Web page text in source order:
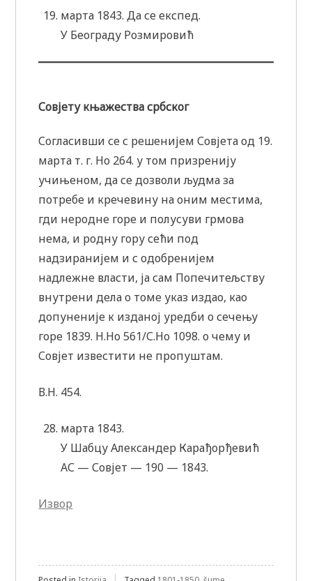
марта 1843. Да се експед.
У Београду Розмировић
Совјету књажества србског
Согласивши се с решенијем Совјета од 19.
марта т. г. Но 264. у том призренију
учињеном, да се дозволи људма за
потребе и кречевину на оним местима,
гди неродне горе и полусуви грмова
нема, и родну гору сећи под
надзиранијем и с одобренијем
надлежне власти, ја сам Попечитељству
внутрени дела о томе указ издао, као
допуненије к изданој уредби о сечењу
горе 1839. Н.Но 561/С.Но 1098. о чему и
Совјет известити не пропуштам.
В.Н. 454.
марта 1843.
У Шабцу Александер Карађорђевић
АС — Совјет — 190 — 1843.
Извор